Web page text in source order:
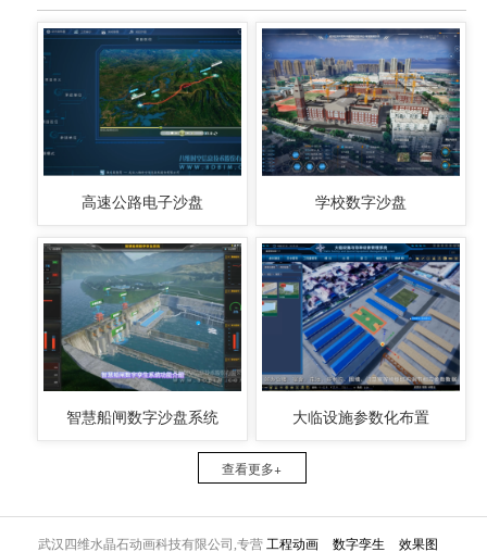
高速公路电子沙盘 学校数字沙盘
智慧船闸数字沙盘系统 大临设施参数化布置
查看更多+
武汉四维水晶石动画科技有限公司,专营 工程动画 数字孪生 效果图